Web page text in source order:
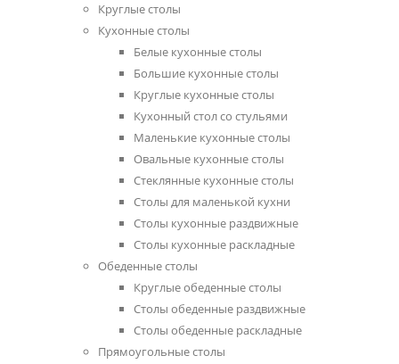
Круглые столы
Кухонные столы
Белые кухонные столы
Большие кухонные столы
Круглые кухонные столы
Кухонный стол со стульями
Маленькие кухонные столы
Овальные кухонные столы
Стеклянные кухонные столы
Столы для маленькой кухни
Столы кухонные раздвижные
Столы кухонные раскладные
Обеденные столы
Круглые обеденные столы
Столы обеденные раздвижные
Столы обеденные раскладные
Прямоугольные столы